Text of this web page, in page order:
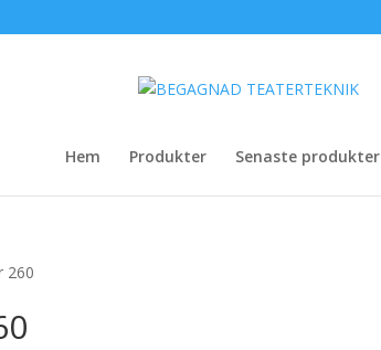
Hem Produkter Senaste produkter
260